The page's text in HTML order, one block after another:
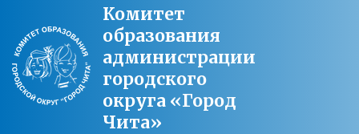
Комитет
образования
администрации
городского
округа «Город
Чита»